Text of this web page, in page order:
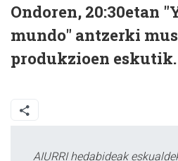
Ondoren, 20:30etan
mundo" antzerki
produkzioen eskutik.
AIURRI hedabideak